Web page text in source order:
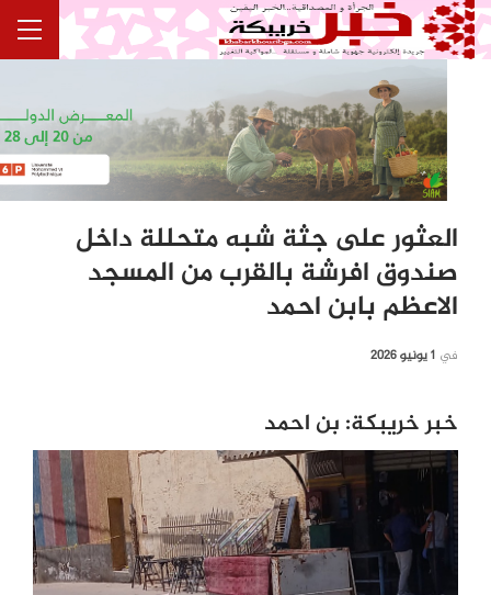
العثور على جثة شبه متحللة داخل
صندوق افرشة بالقرب من المسجد
الاعظم بابن احمد
في 1 يونيو 2026
خبر خريبكة: بن احمد